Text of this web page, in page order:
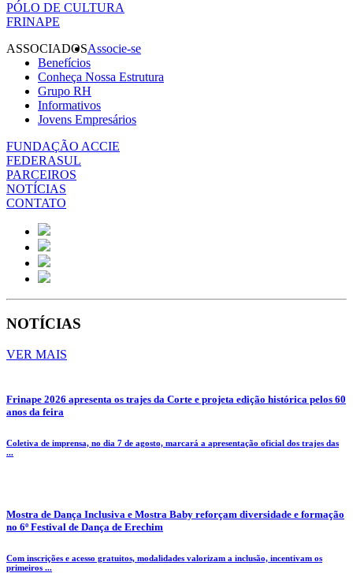
PÓLO DE CULTURA
FRINAPE
ASSOCIADOSAssocie-se
Benefícios
Conheça Nossa Estrutura
Grupo RH
Informativos
Jovens Empresários
FUNDAÇÃO ACCIE
FEDERASUL
PARCEIROS
NOTÍCIAS
CONTATO
NOTÍCIAS
VER MAIS
Frinape 2026 apresenta os trajes da Corte e projeta edição histórica pelos 60
anos da feira
Coletiva de imprensa, no dia 7 de agosto, marcará a apresentação oficial dos trajes das
...
Mostra de Dança Inclusiva e Mostra Baby reforçam diversidade e formação
no 6º Festival de Dança de Erechim
Com inscrições e acesso gratuitos, modalidades valorizam a inclusão, incentivam os
primeiros ...